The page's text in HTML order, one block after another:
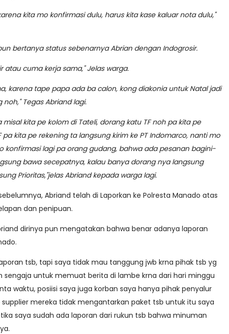
kita mo konfirmasi dulu, harus kita kase kaluar nota dulu,"
bertanya status sebenarnya Abrian dengan Indogrosir.
atau cuma kerja sama," Jelas warga.
karena tape papa ada ba calon, kong diakonia untuk Natal jadi
Tegas Abriand lagi.
misal kita pe kolom di Tateli, dorang katu TF noh pa kita pe
pa kita pe rekening ta langsung kirim ke PT Indomarco, nanti mo
konfirmasi lagi pa orang gudang, bahwa ada pesanan bagini-
bawa secepatnya, kalau banya dorang nya langsung
Prioritas,"jelas Abriand kepada warga lagi.
Abriand telah di Laporkan ke Polresta Manado atas
dan penipuan.
dirinya pun mengatakan bahwa benar adanya laporan
tsb, tapi saya tidak mau tanggung jwb krna pihak tsb yg
untuk memuat berita di lambe krna dari hari minggu
waktu, posiisi saya juga korban saya hanya pihak penyalur
mereka tidak mengantarkan paket tsb untuk itu saya
saya sudah ada laporan dari rukun tsb bahwa minuman